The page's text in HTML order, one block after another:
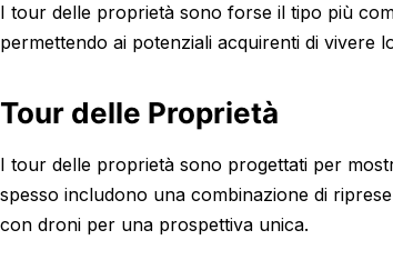
I tour delle proprietà sono forse il tipo più
permettendo ai potenziali acquirenti di vivere
Tour delle Proprietà
I tour delle proprietà sono progettati per
spesso includono una combinazione di
con droni per una prospettiva unica.